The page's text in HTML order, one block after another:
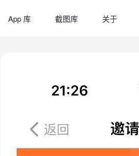
App 库 截图库 关于